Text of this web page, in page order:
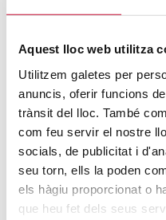
Aquest lloc web utilitza
Utilitzem galetes per
anuncis, oferir funcions
trànsit del lloc. També
com feu servir el nostre
socials, de publicitat i
seu torn, ells la poden
els hàgiu proporcionat o
que heu fet dels seus
Curs de
Ofereix una formació
de comandament
dades amb
importar, modelar i